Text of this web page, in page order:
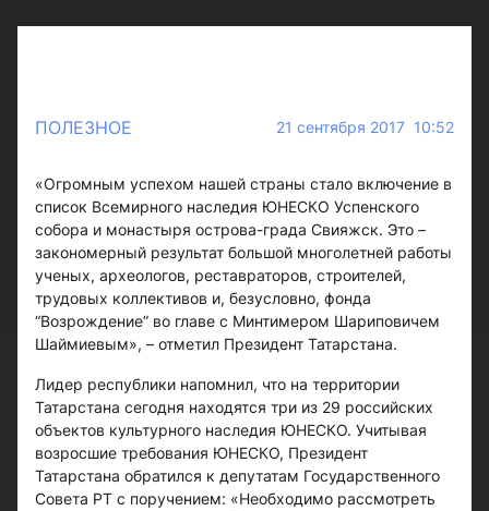
ПОЛЕЗНОЕ 21 сентября 2017 10:52
«Огромным успехом нашей страны стало включение в
список Всемирного наследия ЮНЕСКО Успенского
собора и монастыря острова-града Свияжск. Это –
закономерный результат большой многолетней работы
ученых, археологов, реставраторов, строителей,
трудовых коллективов и, безусловно, фонда
“Возрождение” во главе с Минтимером Шариповичем
Шаймиевым», – отметил Президент Татарстана.
Лидер республики напомнил, что на территории
Татарстана сегодня находятся три из 29 российских
объектов культурного наследия ЮНЕСКО. Учитывая
возросшие требования ЮНЕСКО, Президент
Татарстана обратился к депутатам Государственного
Совета РТ с поручением: «Необходимо рассмотреть